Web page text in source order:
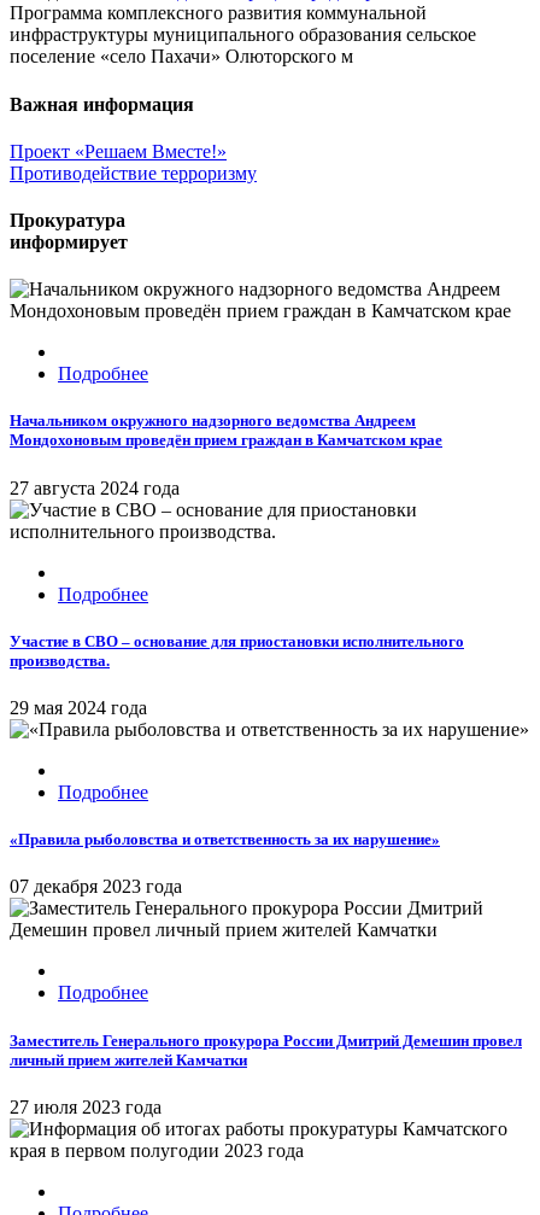
Программа комплексного развития коммунальной
инфраструктуры муниципального образования сельское
поселение «село Пахачи» Олюторского м
Важная информация
Проект «Решаем Вместе!»
Противодействие терроризму
Прокуратура
информирует
Подробнее
Начальником окружного надзорного ведомства Андреем
Мондохоновым проведён прием граждан в Камчатском крае
27 августа 2024 года
Подробнее
Участие в СВО – основание для приостановки исполнительного
производства.
29 мая 2024 года
Подробнее
«Правила рыболовства и ответственность за их нарушение»
07 декабря 2023 года
Подробнее
Заместитель Генерального прокурора России Дмитрий Демешин провел
личный прием жителей Камчатки
27 июля 2023 года